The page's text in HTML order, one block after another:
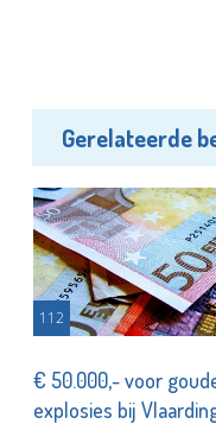
Gerelateerde
112
€ 50.000,- voor
explosies bij